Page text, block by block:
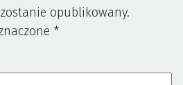
opublikowany.
*